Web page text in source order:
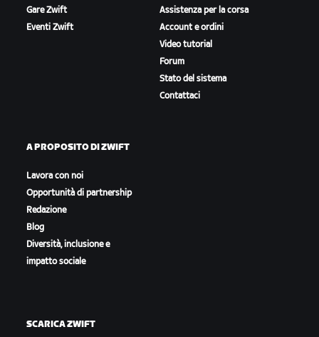
Gare Zwift
Eventi Zwift
Assistenza per la corsa
Account e ordini
Video tutorial
Forum
Stato del sistema
Contattaci
A PROPOSITO DI ZWIFT
Lavora con noi
Opportunità di partnership
Redazione
Blog
Diversità, inclusione e
impatto sociale
SCARICA ZWIFT